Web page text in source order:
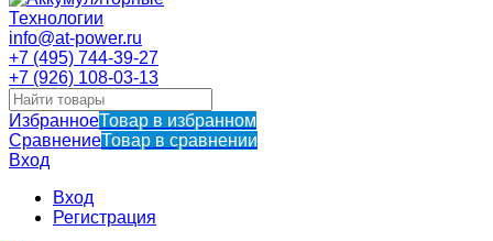
info@at-power.ru
+7 (495) 744-39-27
+7 (926) 108-03-13
ИзбранноеТовар в избранном
СравнениеТовар в сравнении
Вход
Вход
Регистрация